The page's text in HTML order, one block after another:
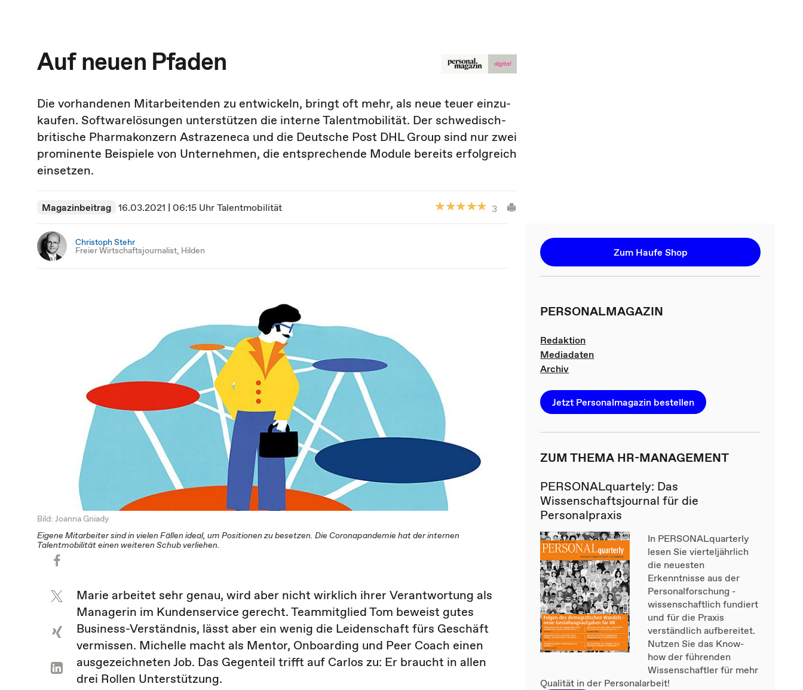
Auf neuen Pfaden digital
Die vorhandenen Mitarbeitenden zu ent­wickeln, bringt oft mehr, als neue teuer ein­zu­
kaufen. Softwarelösungen unterstützen die interne Talent­mobilität. Der schwedisch-
britische Pharma­konzern Astrazeneca und die Deutsche Post DHL Group sind nur zwei
prominente Beispiele von Unternehmen, die entsprechende Module bereits erfolgreich
einsetzen.
Magazinbeitrag 16.03.2021 | 06:15 UhrTalentmobilität 3
Christoph Stehr
Freier Wirtschaftsjournalist, Hilden
Bild: Joanna Gniady
Eigene Mitarbeiter sind in vielen Fällen ideal, um Positionen zu besetzen. Die Coronapandemie hat der internen
Talentmobilität einen weiteren Schub verliehen.
Marie arbeitet sehr genau, wird aber nicht wirklich ihrer Verantwortung als
Managerin im Kundenservice gerecht. Teammitglied Tom beweist gutes
Business-Verständnis, lässt aber ein wenig die Leidenschaft fürs Geschäft
vermissen. Michelle macht als Mentor, Onboarding und Peer Coach einen
ausgezeichneten Job. Das Gegenteil trifft auf Carlos zu: Er braucht in allen
drei Rollen Unterstützung.
Zum Haufe Shop
PERSONALMAGAZIN
Redaktion
Mediadaten
Archiv
Jetzt Personalmagazin bestellen
ZUM THEMA HR-MANAGEMENT
PERSONALquartely: Das
Wissenschaftsjournal für die
Personalpraxis
In PERSONALquarterly
lesen Sie vierteljährlich
die neuesten
Erkenntnisse aus der
Personalforschung -
wissenschaftlich fundiert
und für die Praxis
verständlich aufbereitet.
Nutzen Sie das Know-
how der führenden
Wissenschaftler für mehr
Qualität in der Personalarbeit!